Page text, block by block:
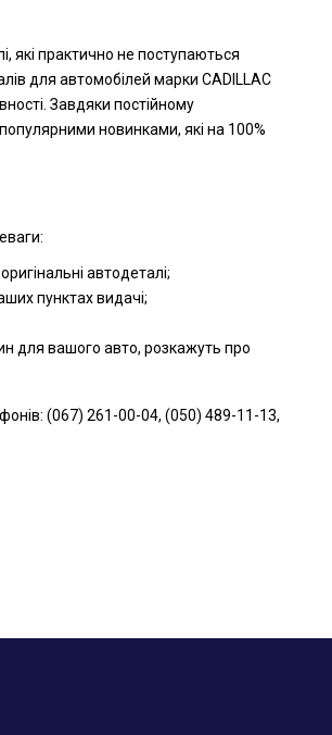
які практично не поступаються
для автомобілей марки CADILLAC
Завдяки постійному
новинками, які на 100%
автодеталі;
пунктах видачі;
для вашого авто, розкажуть про
(067) 261-00-04, (050) 489-11-13,